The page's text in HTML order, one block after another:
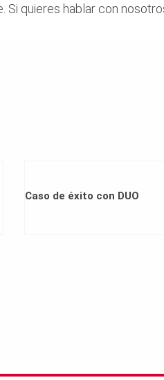
quieres hablar con
Caso de éxito con DUO